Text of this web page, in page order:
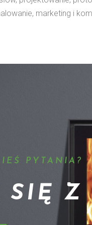
marketing i
PYTANIA?
SIĘ